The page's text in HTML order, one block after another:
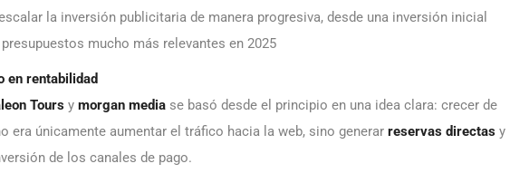
la inversión publicitaria de manera progresiva, desde una inversión inicial
mucho más relevantes en 2025
en rentabilidad
Tours y morgan media se basó desde el principio en una idea clara: crecer de
era únicamente aumentar el tráfico hacia la web, sino generar reservas directas y
de los canales de pago.